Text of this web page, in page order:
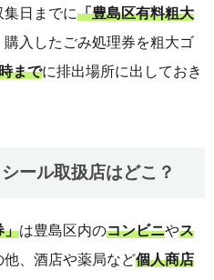
集日までに「豊島区有料粗大
購入したごみ処理券を粗大ゴ
までに排出場所に出しておき
ール取扱店はどこ？
」は豊島区内のコンビニやス
、酒店や薬局など個人商店